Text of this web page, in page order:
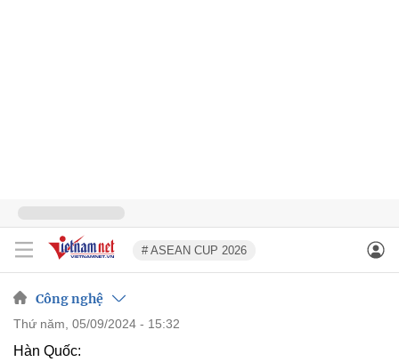
# ASEAN CUP 2026
Công nghệ
thứ năm, 05/09/2024 - 15:32
Hàn Quốc: